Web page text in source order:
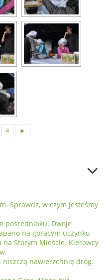
4 ►
Sprawdź, w czym jesteśmy
pośredniaku. Dwoje
na gorącym uczynku
na Starym Mieście. Kierowcy
niszczą nawierzchnię dróg.